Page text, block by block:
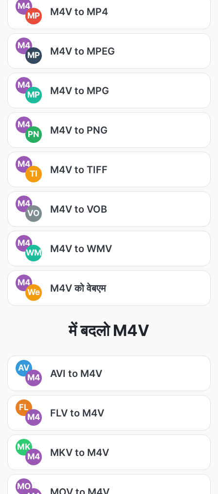
M4
MP
M4V to MP4
M4
MP
M4V to MPEG
M4
MP
M4V to MPG
M4
PN
M4V to PNG
M4
TI
M4V to TIFF
M4
VO
M4V to VOB
M4
WM
M4V to WMV
M4
We
M4V को वेबएम
में बदलो M4V
AV
M4
AVI to M4V
FL
M4
FLV to M4V
MK
M4
MKV to M4V
MO